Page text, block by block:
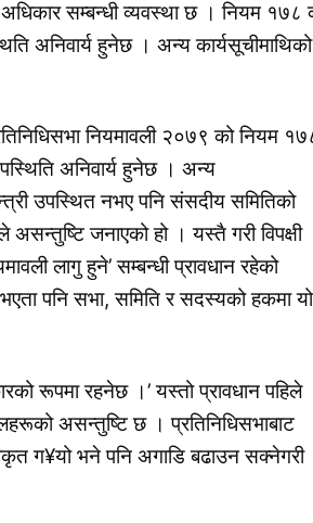
सम्बन्धी व्यवस्था छ । नियम १७८
अनिवार्य हुनेछ । अन्य कार्यसूचीमाथिको
नियमावली २०७९ को नियम
अनिवार्य हुनेछ । अन्य
उपस्थित नभए पनि संसदीय समितिको
जनाएको हो । यस्तै गरी विपक्षी
लागु हुने’ सम्बन्धी प्रावधान रहेको
पनि सभा, समिति र सदस्यको हकमा यो
रूपमा रहनेछ ।’ यस्तो प्रावधान पहिले
असन्तुष्टि छ । प्रतिनिधिसभाबाट
ग¥यो भने पनि अगाडि बढाउन सक्नेगरी